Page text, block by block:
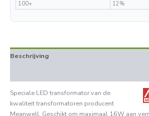
100+
12%
Beschrijving
Speciale LED transformator van de
kwaliteit transformatoren producent
Meanwell. Geschikt om maximaal 16W aan